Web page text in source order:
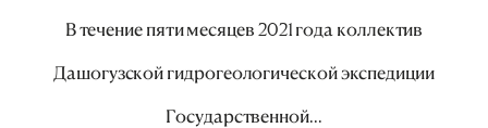
В течение пяти месяцев 2021 года коллектив
Дашогузской гидрогеологической экспедиции
Государственной...